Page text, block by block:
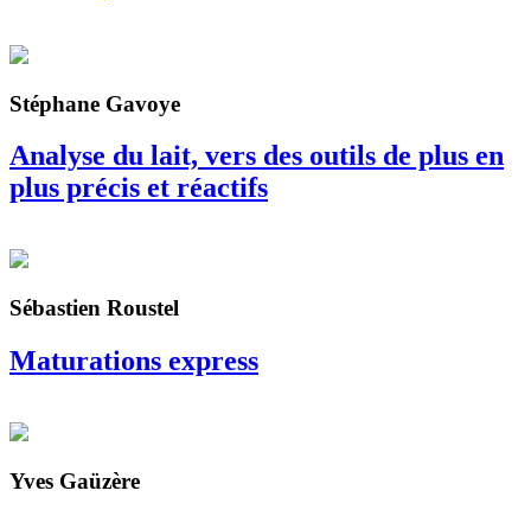
Stéphane Gavoye
Analyse du lait, vers des outils de plus en
plus précis et réactifs
Sébastien Roustel
Maturations express
Yves Gaüzère